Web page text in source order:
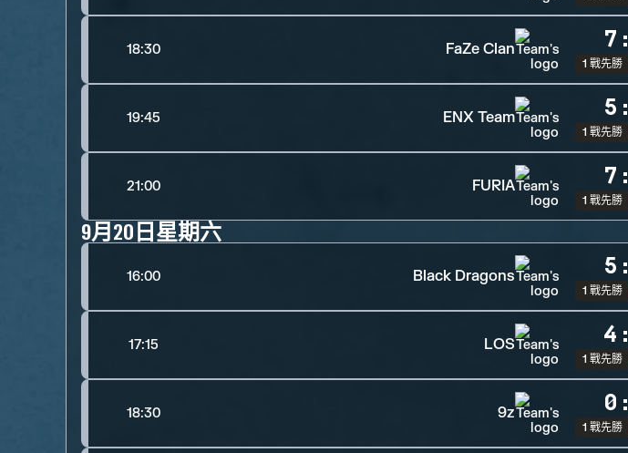
18:30 FaZe Clan 7 :
1 戰先勝
19:45 ENX Team 5 :
1 戰先勝
21:00 FURIA 7 :
1 戰先勝
9月20日星期六
16:00 Black Dragons 5 :
1 戰先勝
17:15 LOS 4 :
1 戰先勝
18:30 9z 0 :
1 戰先勝